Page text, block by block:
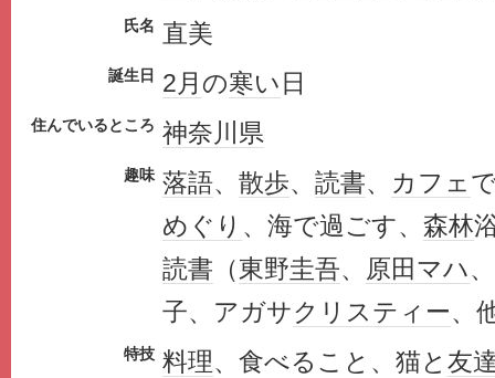
氏名 直美
誕生日 2月 の寒い 日
住んでいるところ 神奈川県
趣味 落語、 散歩、 読書、 カフェ
めぐり 、海で過ごす、 森林
読書 （東野圭吾、 原田マハ、
子、アガサクリスティー、
特技 料理、食べること、猫と 友